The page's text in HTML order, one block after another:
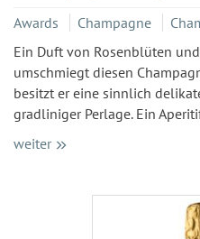
Awards Champagne
Ein Duft von Rosenblüten
umschmiegt diesen
besitzt er eine sinnlich
gradliniger Perlage. Ein
weiter